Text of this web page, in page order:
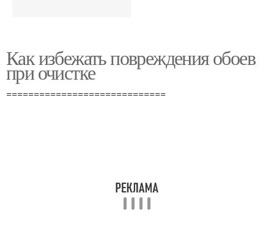
Как избежать повреждения обоев
при очистке
=============================